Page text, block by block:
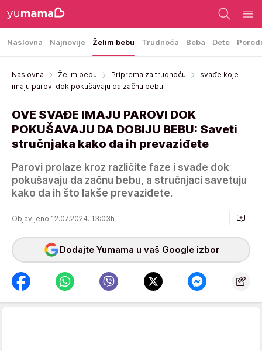
Naslovna Najnovije Želim bebu Trudnoća Beba Dete
Naslovna Želim bebu Priprema za trudnoću
svađe koje
imaju parovi dok pokušavaju da začnu bebu
OVE SVAĐE IMAJU PAROVI DOK
POKUŠAVAJU DA DOBIJU BEBU: Saveti
stručnjaka kako da ih prevaziđete
Parovi prolaze kroz različite faze i svađe dok
pokušavaju da začnu bebu, a stručnjaci savetuju
kako da ih što lakše prevaziđete.
Objavljeno 12.07.2024. 13:03h
Dodajte Yumama u vaš Google izbor